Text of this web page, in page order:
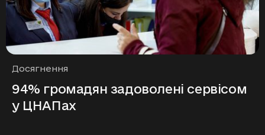
Рубрики
Досягнення
94% громадян задоволені сервісом
у ЦНАПах